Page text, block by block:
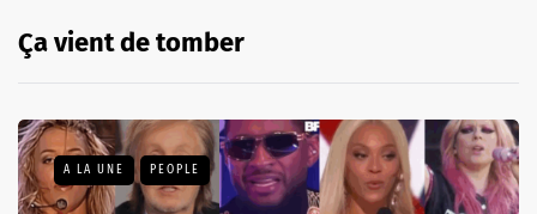
Ça vient de tomber
A LA UNE PEOPLE